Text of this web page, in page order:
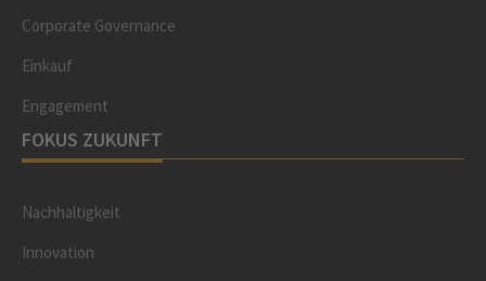
Corporate Governance
Einkauf
Engagement
FOKUS ZUKUNFT
Nachhaltigkeit
Innovation